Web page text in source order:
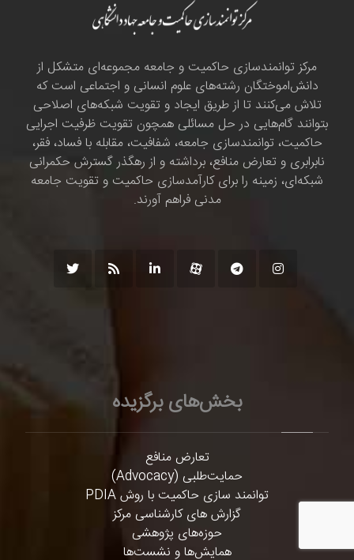
مرکز توانمندسازی حاکمیت و جامعه مجموعه‌ای متشکل از
دانش‌اموختگان رشته‌های علوم انسانی و اجتماعی است که
تلاش می‌کنند تا از طریق ایجاد و تقویت شبکه‌های اصلاحی
بتوانند گام‌هایی در حل مسائلی همچون تقویت ظرفیت اجرایی
حاکمیت، توانمندسازی جامعه، شفافیت، مقابله با فساد، فقر،
نابرابری و تعارض منافع، برداشته و از رهگذر گسترش حکمرانی
شبکه‌ای، زمینه را برای کارآمدسازی حاکمیت و تقویت جامعه
مدنی فراهم آورند.
بخش‌های برگزیده
تعارض منافع
حمایت‌طلبی (Advocacy)
توانمند سازی حاکمیت با روش PDIA
گزارش های کارشناسی مرکز
حوزه‌های پژوهشی
همایش‌ها و نشست‌ها